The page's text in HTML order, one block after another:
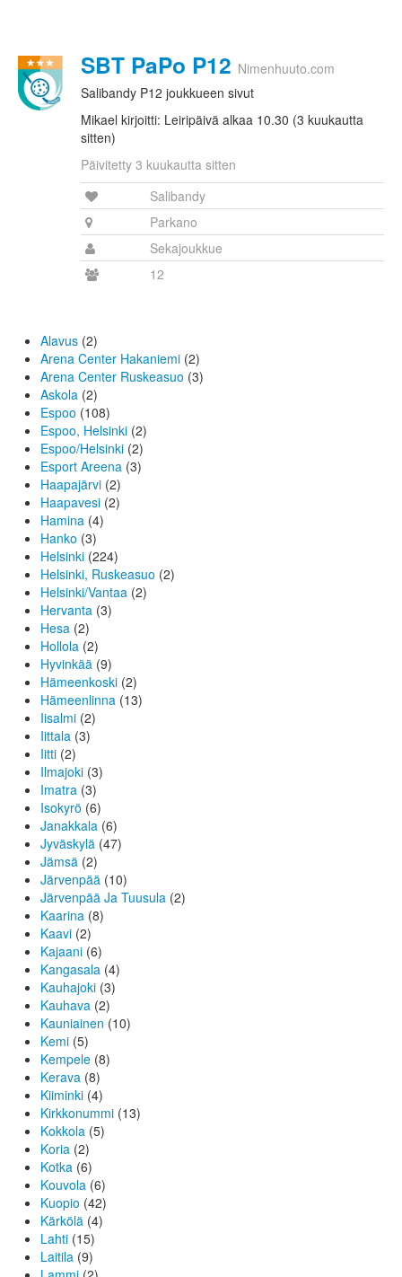
SBT PaPo P12 Nimenhuuto.com
Salibandy P12 joukkueen sivut
Mikael kirjoitti: Leiripäivä alkaa 10.30 (3 kuukautta
sitten)
Päivitetty 3 kuukautta sitten
Salibandy
Parkano
Sekajoukkue
12
Alavus (2)
Arena Center Hakaniemi (2)
Arena Center Ruskeasuo (3)
Askola (2)
Espoo (108)
Espoo, Helsinki (2)
Espoo/Helsinki (2)
Esport Areena (3)
Haapajärvi (2)
Haapavesi (2)
Hamina (4)
Hanko (3)
Helsinki (224)
Helsinki, Ruskeasuo (2)
Helsinki/Vantaa (2)
Hervanta (3)
Hesa (2)
Hollola (2)
Hyvinkää (9)
Hämeenkoski (2)
Hämeenlinna (13)
Iisalmi (2)
Iittala (3)
Iitti (2)
Ilmajoki (3)
Imatra (3)
Isokyrö (6)
Janakkala (6)
Jyväskylä (47)
Jämsä (2)
Järvenpää (10)
Järvenpää Ja Tuusula (2)
Kaarina (8)
Kaavi (2)
Kajaani (6)
Kangasala (4)
Kauhajoki (3)
Kauhava (2)
Kauniainen (10)
Kemi (5)
Kempele (8)
Kerava (8)
Kiiminki (4)
Kirkkonummi (13)
Kokkola (5)
Koria (2)
Kotka (6)
Kouvola (6)
Kuopio (42)
Kärkölä (4)
Lahti (15)
Laitila (9)